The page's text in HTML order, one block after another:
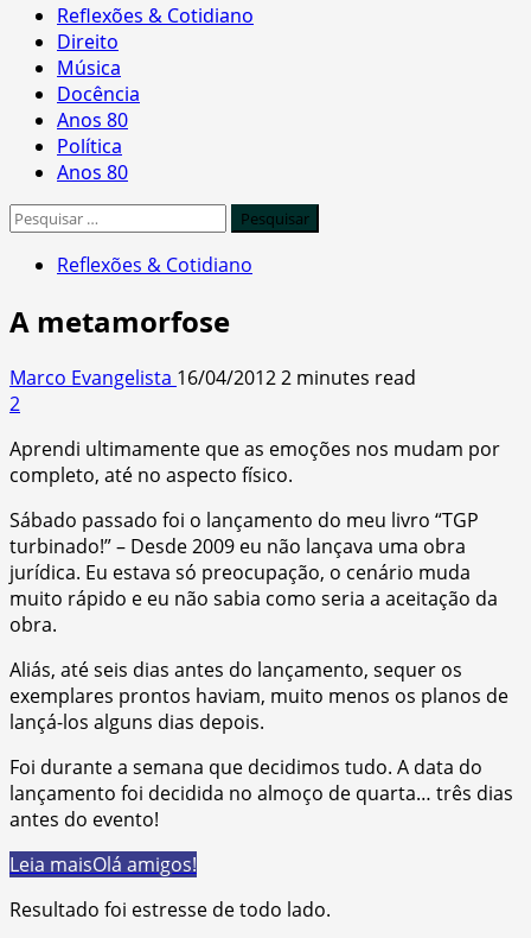
Primary
Menu
Reflexões & Cotidiano
Direito
Música
Docência
Anos 80
Política
Anos 80
Pesquisar
Reflexões & Cotidiano
A metamorfose
Marco Evangelista 16/04/20122 minutes read
2
Aprendi ultimamente que as emoções nos mudam por
completo, até no aspecto físico.
Sábado passado foi o lançamento do meu livro “TGP
turbinado!” – Desde 2009 eu não lançava uma obra
jurídica. Eu estava só preocupação, o cenário muda
muito rápido e eu não sabia como seria a aceitação da
obra.
Aliás, até seis dias antes do lançamento, sequer os
exemplares prontos haviam, muito menos os planos de
lançá-los alguns dias depois.
Foi durante a semana que decidimos tudo. A data do
lançamento foi decidida no almoço de quarta… três dias
antes do evento!
Leia maisOlá amigos!
Resultado foi estresse de todo lado.